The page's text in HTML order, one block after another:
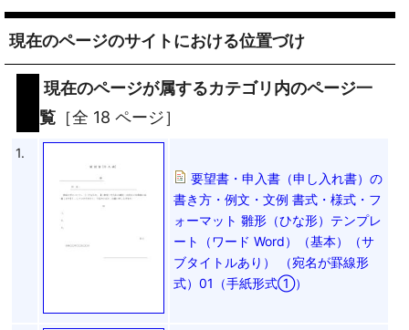
現在のページのサイトにおける位置づけ
現在のページが属するカテゴリ内のページ一
覧 ［全 18 ページ］
1.
要望書・申入書（申し入れ書）の
書き方・例文・文例 書式・様式・フ
ォーマット 雛形（ひな形）テンプレ
ート（ワード Word）（基本）（サ
ブタイトルあり） （宛名が罫線形
式）01（手紙形式①）